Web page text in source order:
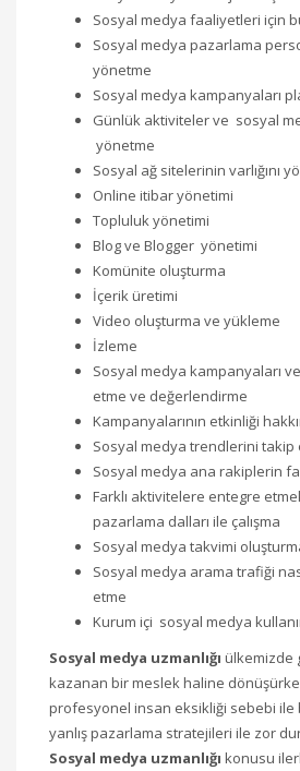
Sosyal medya faaliyetleri için
Sosyal medya pazarlama
yönetme
Sosyal medya kampanyaları
Günlük aktiviteler ve sosyal
yönetme
Sosyal ağ sitelerinin varlığını
Online itibar yönetimi
Topluluk yönetimi
Blog ve Blogger yönetimi
Komünite oluşturma
İçerik üretimi
Video oluşturma ve yükleme
İzleme
Sosyal medya kampanyaları
etme ve değerlendirme
Kampanyalarının etkinliği
Sosyal medya trendlerini takip
Sosyal medya ana rakiplerin
Farklı aktivitelere entegre
pazarlama dalları ile çalışma
Sosyal medya takvimi
Sosyal medya arama trafiği
etme
Kurum içi sosyal medya
Sosyal medya uzmanlığı ülkemizde
kazanan bir meslek haline
profesyonel insan eksikliği sebebi ile
yanlış pazarlama stratejileri ile zor
Sosyal medya uzmanlığı konusu